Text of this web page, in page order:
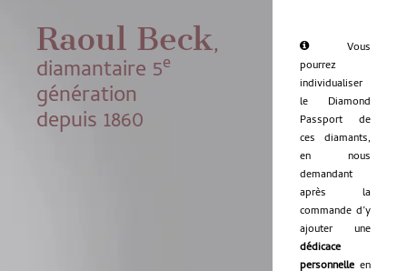
Raoul Beck,
diamantaire 5e
génération
depuis 1860
Vous
pourrez
individualiser
le Diamond
Passport de
ces diamants,
en nous
demandant
après la
commande d’y
ajouter une
dédicace
personnelle en